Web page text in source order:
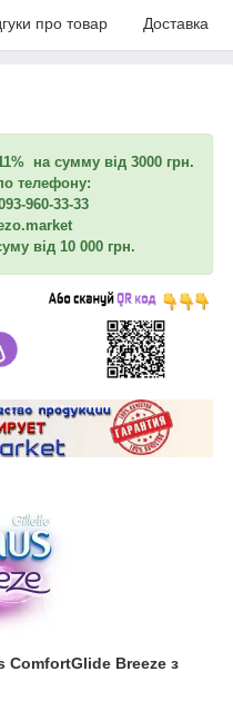
про товар Доставка
на сумму від 3000 грн.
телефону:
960-33-33
від 10 000 грн.
ComfortGlide Breeze з